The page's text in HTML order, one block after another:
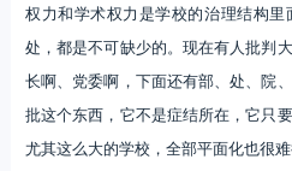
权力和学术权力是学校的治理结构
处，都是不可缺少的。现在有人批判
长啊、党委啊，下面还有部、处、院
批这个东西，它不是症结所在，它只
尤其这么大的学校，全部平面化也很难